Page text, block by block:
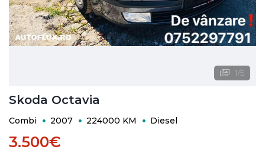
1/5
Skoda Octavia
Combi 2007 224000 KM Diesel
3.500€